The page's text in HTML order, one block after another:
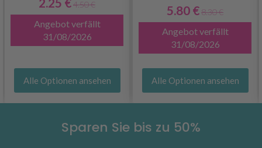
4.50 €
Angebot verfällt
31/08/2026
Alle Optionen ansehen
5.80 €8.30 €
Angebot verfällt
31/08/2026
Alle Optionen ansehen
Sparen Sie bis zu 50%